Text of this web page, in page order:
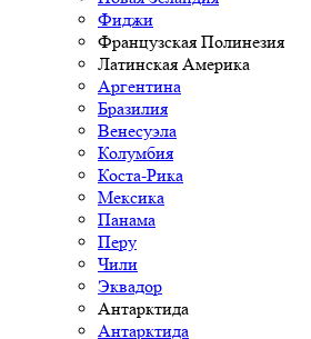
Фиджи
Французская Полинезия
Латинская Америка
Аргентина
Бразилия
Венесуэла
Колумбия
Коста-Рика
Мексика
Панама
Перу
Чили
Эквадор
Антарктида
Антарктида